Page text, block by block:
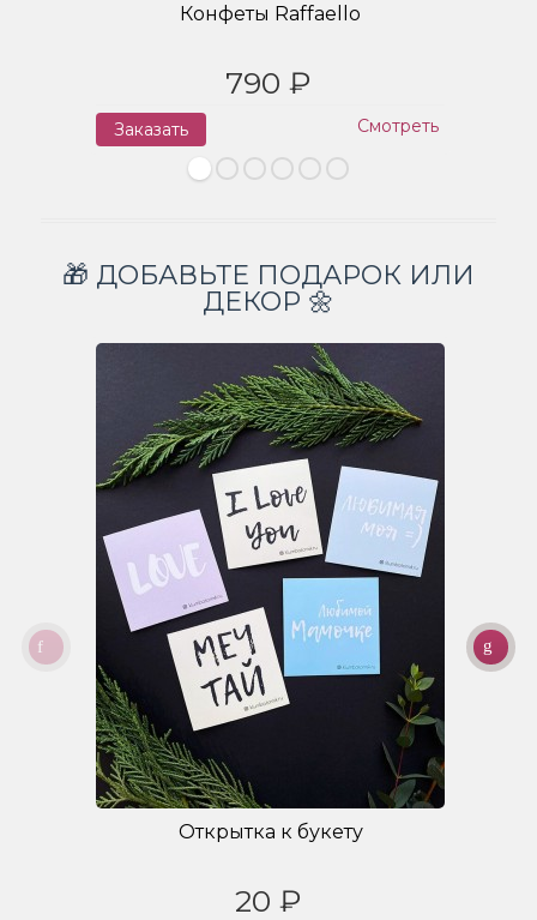
Конфеты Raffaello
790 ₽
Заказать Смотреть
🎁 ДОБАВЬТЕ ПОДАРОК ИЛИ
ДЕКОР 🌼
Открытка к букету
20 ₽